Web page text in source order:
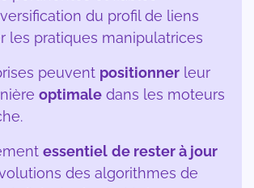
du profil de liens
les pratiques manipulatrices
peuvent positionner leur
optimale dans les moteurs
essentiel de rester à jour
des algorithmes de